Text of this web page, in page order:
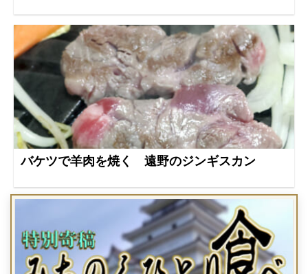
バケツで羊肉を焼く 遠野のジンギスカン